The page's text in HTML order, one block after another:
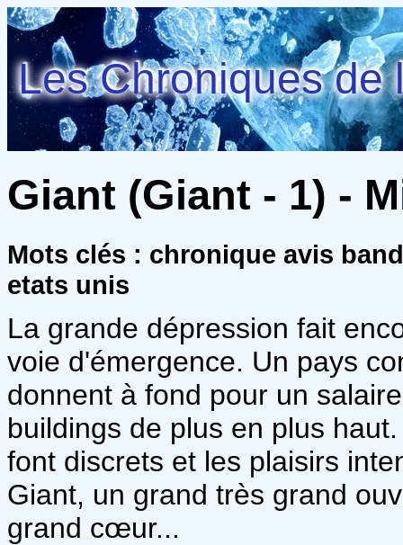
Les Chroniques de
Giant (Giant - 1) -
Mots clés : chronique avis
etats unis
La grande dépression fait
voie d'émergence. Un pays
donnent à fond pour un
buildings de plus en plus
font discrets et les plaisirs
Giant, un grand très grand
grand cœur...